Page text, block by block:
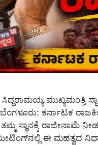
ಮುಖ್ಯಮಂತ್ರಿ
ಕರ್ನಾಟಕ
ಸ್ಥಾನಕ್ಕೆ ರಾಜೀನಾಮೆ
ಮೀಟಿಂಗ್‌ನಲ್ಲಿ ಈ ಮಹತ್ವದ